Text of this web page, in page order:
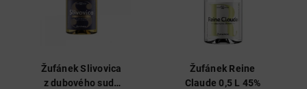
Žufánek Slivovica
z dubového sudu
Žufánek Reine
Claude 0,5 L 45%